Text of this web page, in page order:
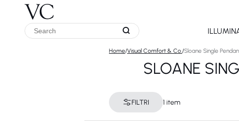
Home/Visual Comfort & Co./Sloane Single
SLOANE
FILTRI 1 item